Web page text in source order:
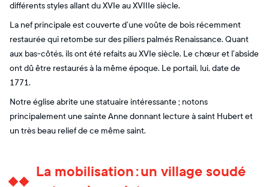
différents styles allant du XVIe au XVIIIe siècle.
La nef principale est couverte d’une voûte de bois récemment
restaurée qui retombe sur des piliers palmés Renaissance. Quant
aux bas-côtés, ils ont été refaits au XVIe siècle. Le chœur et l’abside
ont dû être restaurés à la même époque. Le portail, lui, date de
1771.
Notre église abrite une statuaire intéressante ; notons
principalement une sainte Anne donnant lecture à saint Hubert et
un très beau relief de ce même saint.
La mobilisation : un village soudé